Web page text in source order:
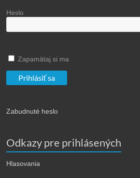
Heslo
Zapamätaj si ma
Zabudnuté heslo
Odkazy pre prihlásených
Hlasovania